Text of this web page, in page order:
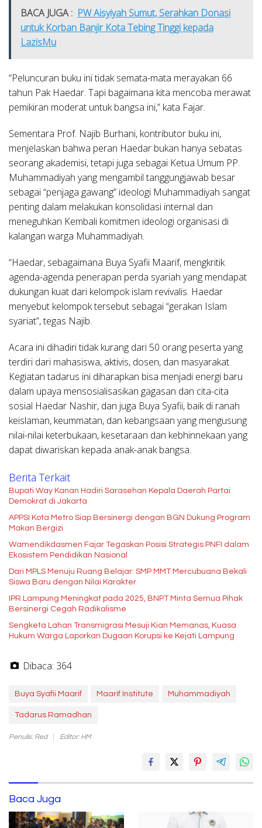
BACA JUGA : PW Aisyiyah Sumut, Serahkan Donasi
untuk Korban Banjir Kota Tebing Tinggi kepada
LazisMu
“Peluncuran buku ini tidak semata-mata merayakan 66
tahun Pak Haedar. Tapi bagaimana kita mencoba merawat
pemikiran moderat untuk bangsa ini,” kata Fajar.
Sementara Prof. Najib Burhani, kontributor buku ini,
menjelaskan bahwa peran Haedar bukan hanya sebatas
seorang akademisi, tetapi juga sebagai Ketua Umum PP.
Muhammadiyah yang mengambil tanggungjawab besar
sebagai “penjaga gawang” ideologi Muhammadiyah sangat
penting dalam melakukan konsolidasi internal dan
meneguhkan Kembali komitmen ideologi organisasi di
kalangan warga Muhammadiyah.
“Haedar, sebagaimana Buya Syafii Maarif, mengkritik
agenda-agenda penerapan perda syariah yang mendapat
dukungan kuat dari kelompok islam revivalis. Haedar
menyebut kelompok tersebut sebagai “gerakan Islam
syariat”, tegas Najib.
Acara ini dihadiri tidak kurang dari 50 orang peserta yang
terdiri dari mahasiswa, aktivis, dosen, dan masyarakat.
Kegiatan tadarus ini diharapkan bisa menjadi energi baru
dalam upaya mensosialisasikan gagasan dan cita-cita
sosial Haedar Nashir, dan juga Buya Syafii, baik di ranah
keislaman, keummatan, dan kebangsaan yang mengusung
nilai-nilai keterbukaan, kesetaraan dan kebhinnekaan yang
dapat diwariskan kepada anak-anak bangsa.
Berita Terkait
Bupati Way Kanan Hadiri Sarasehan Kepala Daerah Partai
Demokrat di Jakarta
APPSI Kota Metro Siap Bersinergi dengan BGN Dukung Program
Makan Bergizi
Wamendikdasmen Fajar Tegaskan Posisi Strategis PNFI dalam
Ekosistem Pendidikan Nasional
Dari MPLS Menuju Ruang Belajar: SMP MMT Mercubuana Bekali
Siswa Baru dengan Nilai Karakter
IPR Lampung Meningkat pada 2025, BNPT Minta Semua Pihak
Bersinergi Cegah Radikalisme
Sengketa Lahan Transmigrasi Mesuji Kian Memanas, Kuasa
Hukum Warga Laporkan Dugaan Korupsi ke Kejati Lampung
Dibaca: 364
Buya Syafii Maarif Maarif Institute Muhammadiyah
Tadarus Ramadhan
Penulis: Red Editor: HM
Baca Juga